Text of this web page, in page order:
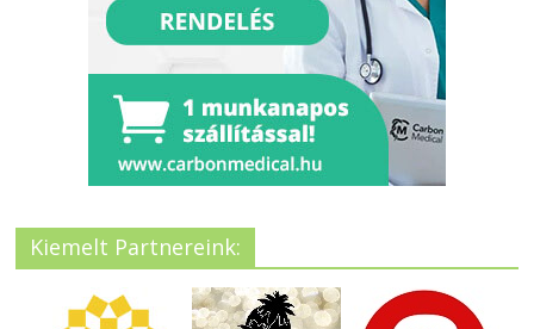
Kiemelt Partnereink: